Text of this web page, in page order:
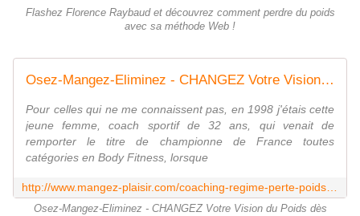
Flashez Florence Raybaud et découvrez comment perdre du poids
avec sa méthode Web !
Osez-Mangez-Eliminez - CHANGEZ Votre Vision du Poids dès Maintenant !
Pour celles qui ne me connaissent pas, en 1998 j'étais cette
jeune femme, coach sportif de 32 ans, qui venait de
remporter le titre de championne de France toutes
catégories en Body Fitness, lorsque
Osez-Mangez-Eliminez - CHANGEZ Votre Vision du Poids dès